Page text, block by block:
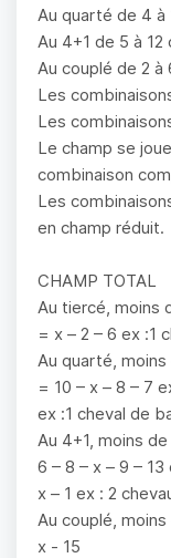
Au quarté de 4 à
Au 4+1 de 5 à 12
Au couplé de 2 à
Les
Les
Le champ se
combinaison
Les
en champ réduit.
CHAMP TOTAL
Au tiercé, moins
= x – 2 – 6 ex :1
Au quarté,
= 10 – x – 8 – 7
ex :1 cheval de
Au 4+1, moins
6 – 8 – x – 9 –
x – 1 ex : 2
Au couplé,
x - 15